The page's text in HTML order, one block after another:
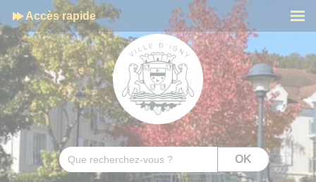
Accès rapide
Rechercher OK
Cookies management panel